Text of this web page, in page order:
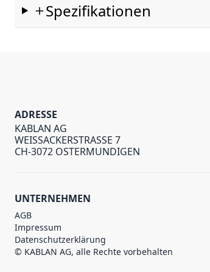
Spezifikationen
ADRESSE
KABLAN AG
WEISSACKERSTRASSE 7
CH-3072 OSTERMUNDIGEN
UNTERNEHMEN
AGB
Impressum
Datenschutzerklärung
© KABLAN AG, alle Rechte vorbehalten